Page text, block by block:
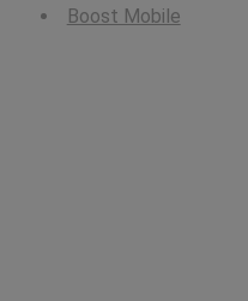
Boost Mobile